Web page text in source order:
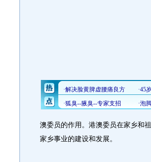
澳委员的作用。港澳委员在家乡和
家乡事业的建设和发展。